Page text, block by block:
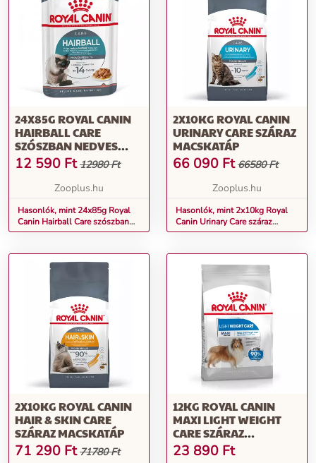
24X85G ROYAL CANIN
HAIRBALL CARE
SZÓSZBAN NEDVES
MACSKATÁP
12 590 Ft 12980 Ft
Zooplus.hu
Hasonlók, mint 24x85g Royal
Canin Hairball Care szószban
nedves macskatáp
2X10KG ROYAL CANIN
URINARY CARE SZÁRAZ
MACSKATÁP
66 090 Ft 66580 Ft
Zooplus.hu
Hasonlók, mint 2x10kg Royal
Canin Urinary Care száraz
macskatáp
2X10KG ROYAL CANIN
HAIR & SKIN CARE
SZÁRAZ MACSKATÁP
71 290 Ft 71780 Ft
12KG ROYAL CANIN
MAXI LIGHT WEIGHT
CARE SZÁRAZ
KUTYATÁP
23 890 Ft